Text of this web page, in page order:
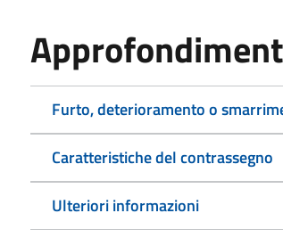
Furto, deterioramento o
Caratteristiche del contrassegno
Ulteriori informazioni